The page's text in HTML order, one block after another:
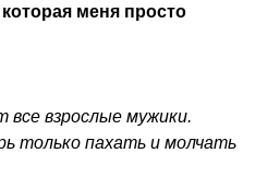
меня просто
все взрослые мужики.
только пахать и молчать